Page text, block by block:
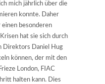
mich jährlich über die
konnte. Daher
einen besonderen
hat sie sich durch
Direktors Daniel Hug
können, der mit den
London, FIAC
halten kann. Dies